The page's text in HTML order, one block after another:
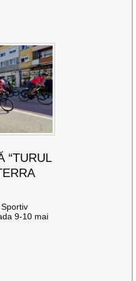
“TURUL
9-10 mai